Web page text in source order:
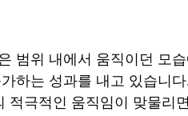
범위 내에서 움직이던 모
하는 성과를 내고 있습니
적극적인 움직임이 맞물리